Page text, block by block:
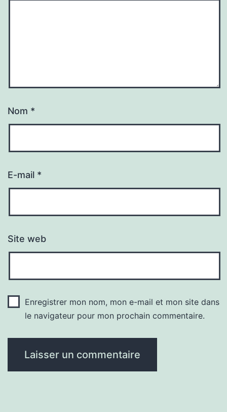
Nom *
E-mail *
Site web
Enregistrer mon nom, mon e-mail et mon site dans
le navigateur pour mon prochain commentaire.